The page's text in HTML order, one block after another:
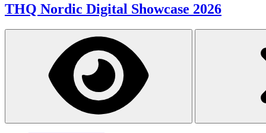
THQ Nordic Digital Showcase 2026